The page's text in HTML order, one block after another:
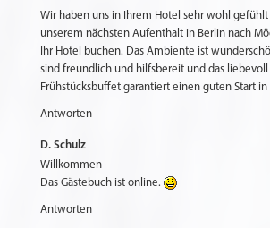
Wir haben uns in Ihrem Hotel sehr wohl
unserem nächsten Aufenthalt in Berlin nach
Ihr Hotel buchen. Das Ambiente ist
sind freundlich und hilfsbereit und das
Frühstücksbuffet garantiert einen guten Start in
Antworten
D. Schulz
Willkommen
Das Gästebuch ist online.
Antworten